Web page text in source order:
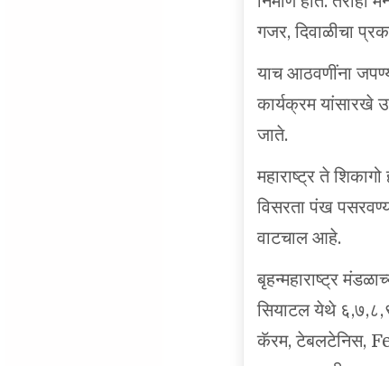
गजर, दिवाळीचा
कार्यक्रम यांसारखे
विसरता पंख
सियाटल येथे
कॅरम, टेबलटेनिस,
करताना माझी